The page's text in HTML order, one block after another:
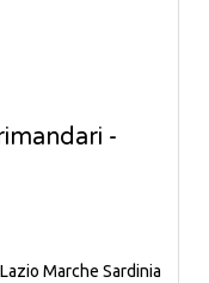
-
Lazio Marche Sardinia